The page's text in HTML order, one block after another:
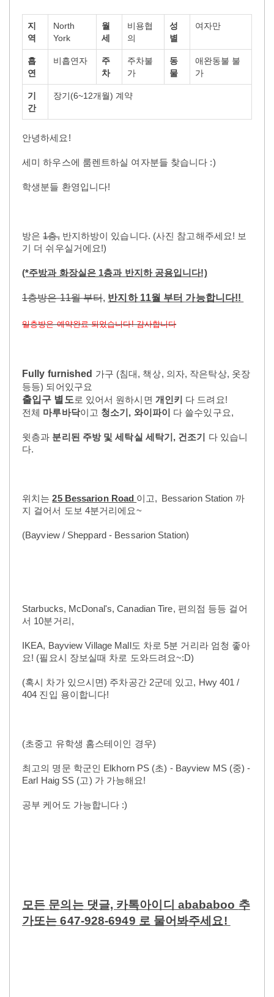
지
역
North
York
월
세
비용협
의
성
별
여자만
흡
연
비흡연자
주
차
주차불
가
동
물
애완동불 불
가
기
간
장기(6~12개월) 계약
안녕하세요!
세미 하우스에 룸렌트하실 여자분들 찾습니다 :)
학생분들 환영입니다!
방은1층,반지하방이 있습니다. (사진 참고해주세요! 보
기 더 쉬우실거에요!)
(*주방과 화장실은 1층과 반지하 공용입니다!)
1층방은 11월 부터, 반지하 11월 부터 가능합니다!!
일층방은 예약완료 되었습니다! 감사합니다
Fully furnished 가구 (침대, 책상, 의자, 작은탁상, 옷장
등등) 되어있구요
출입구 별도로 있어서 원하시면 개인키 다 드려요!
전체 마루바닥이고 청소기, 와이파이 다 쓸수있구요,
윗층과 분리된 주방 및 세탁실 세탁기, 건조기 다 있습니
다.
위치는25 Bessarion Road 이고, Bessarion Station 까
지 걸어서 도보 4분거리에요~
(Bayview / Sheppard - Bessarion Station)
Starbucks, McDonal's, Canadian Tire, 편의점 등등 걸어
서 10분거리,
IKEA, Bayview Village Mall도 차로 5분 거리라 엄청 좋아
요! (필요시 장보실때 차로 도와드려요~:D)
(혹시 차가 있으시면) 주차공간 2군데 있고, Hwy 401 /
404 진입 용이합니다!
(초중고 유학생 홈스테이인 경우)
최고의 명문 학군인 Elkhorn PS (초) - Bayview MS (중) -
Earl Haig SS (고) 가 가능해요!
공부 케어도 가능합니다 :)
모든 문의는 댓글, 카톡아이디 abababoo 추
가또는 647-928-6949 로 물어봐주세요!